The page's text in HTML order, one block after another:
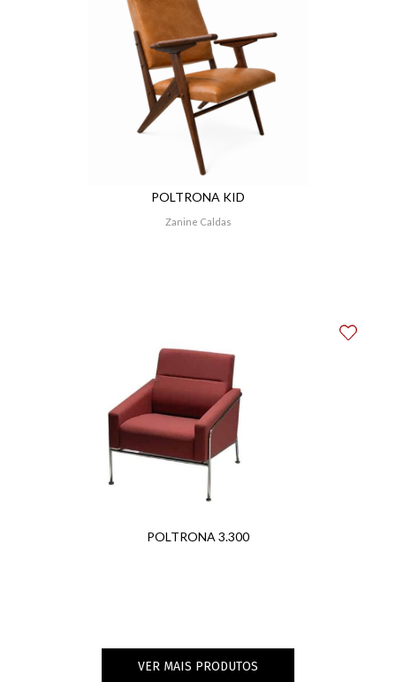
POLTRONA KID
Zanine Caldas
POLTRONA 3.300
VER MAIS PRODUTOS